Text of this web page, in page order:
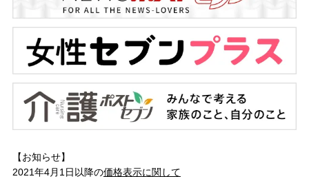
【お知らせ】
2021年4月1日以降の価格表示に関して